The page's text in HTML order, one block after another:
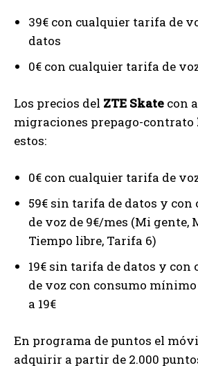
39€ con cualquier tarifa de
datos
0€ con cualquier tarifa de
Los precios del ZTE Skate con
migraciones prepago-contrato
estos:
0€ con cualquier tarifa de
59€ sin tarifa de datos y
de voz de 9€/mes (Mi gente,
Tiempo libre, Tarifa 6)
19€ sin tarifa de datos y
de voz con consumo
a 19€
En programa de puntos el
adquirir a partir de 2.000